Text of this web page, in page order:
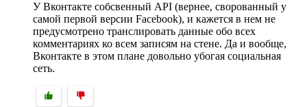
У Вконтакте собсвенный API (вернее, сворованный у
самой первой версии Facebook), и кажется в нем не
предусмотрено транслировать данные обо всех
комментариях ко всем записям на стене. Да и вообще,
Вконтакте в этом плане довольно убогая социальная
сеть.